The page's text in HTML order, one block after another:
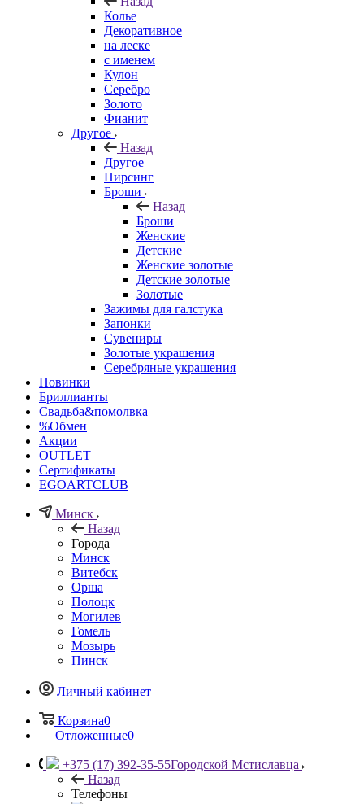
Колье
Декоративное
на леске
с именем
Кулон
Серебро
Золото
Фианит
Другое
Назад
Другое
Пирсинг
Броши
Назад
Броши
Женские
Детские
Женские золотые
Детские золотые
Золотые
Зажимы для галстука
Запонки
Сувениры
Золотые украшения
Серебряные украшения
Новинки
Бриллианты
Свадьба&помолвка
%Обмен
Акции
OUTLET
Сертификаты
EGOARTCLUB
Минск
Назад
Города
Минск
Витебск
Орша
Полоцк
Могилев
Гомель
Мозырь
Пинск
Личный кабинет
Корзина0
Отложенные0
+375 (17) 392-35-55Городской Мстиславца
Назад
Телефоны